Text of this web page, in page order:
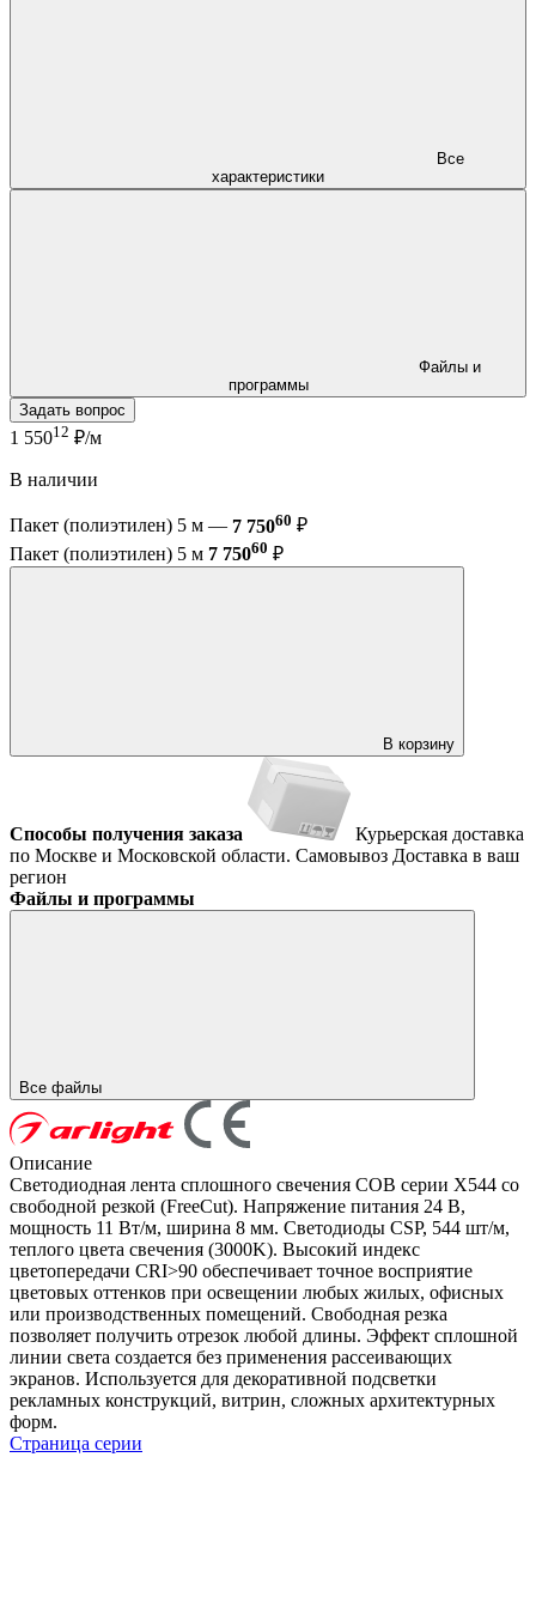
характеристики
программы
Задать вопрос
1 55012 ₽/м
В наличии
Пакет (полиэтилен) 5 м — 7 75060 ₽
Пакет (полиэтилен) 5 м 7 75060 ₽
В корзину
Способы получения заказа
Курьерская доставка
по Москве и Московской области. Самовывоз Доставка в ваш
регион
Файлы и программы
Все файлы
Описание
Светодиодная лента сплошного свечения COB серии X544 со
свободной резкой (FreeCut). Напряжение питания 24 В,
мощность 11 Вт/м, ширина 8 мм. Светодиоды CSP, 544 шт/м,
теплого цвета свечения (3000K). Высокий индекс
цветопередачи CRI>90 обеспечивает точное восприятие
цветовых оттенков при освещении любых жилых, офисных
или производственных помещений. Свободная резка
позволяет получить отрезок любой длины. Эффект сплошной
линии света создается без применения рассеивающих
экранов. Используется для декоративной подсветки
рекламных конструкций, витрин, сложных архитектурных
форм.
Страница серии